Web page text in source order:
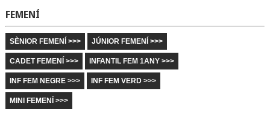
FEMENÍ
SÈNIOR FEMENÍ >>> JÚNIOR FEMENÍ >>>
CADET FEMENÍ >>> INFANTIL FEM 1ANY >>>
INF FEM NEGRE >>> INF FEM VERD >>>
MINI FEMENÍ >>>